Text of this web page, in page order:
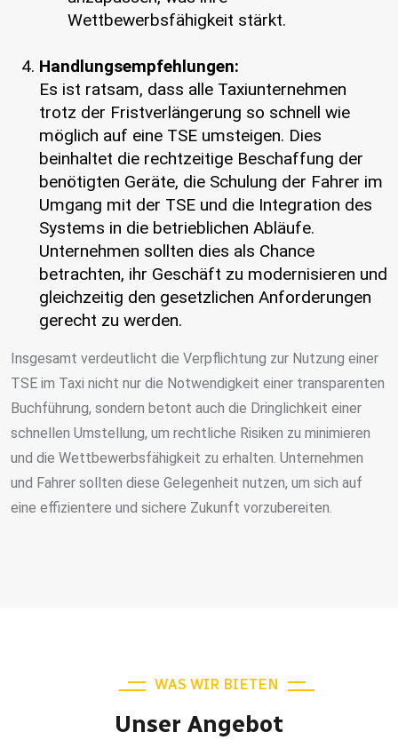
Wettbewerbsfähigkeit stärkt.
Handlungsempfehlungen:
Es ist ratsam, dass alle Taxiunternehmen
trotz der Fristverlängerung so schnell wie
möglich auf eine TSE umsteigen. Dies
beinhaltet die rechtzeitige Beschaffung der
benötigten Geräte, die Schulung der Fahrer im
Umgang mit der TSE und die Integration des
Systems in die betrieblichen Abläufe.
Unternehmen sollten dies als Chance
betrachten, ihr Geschäft zu modernisieren und
gleichzeitig den gesetzlichen Anforderungen
gerecht zu werden.
Insgesamt verdeutlicht die Verpflichtung zur Nutzung einer
TSE im Taxi nicht nur die Notwendigkeit einer transparenten
Buchführung, sondern betont auch die Dringlichkeit einer
schnellen Umstellung, um rechtliche Risiken zu minimieren
und die Wettbewerbsfähigkeit zu erhalten. Unternehmen
und Fahrer sollten diese Gelegenheit nutzen, um sich auf
eine effizientere und sichere Zukunft vorzubereiten.
WAS WIR BIETEN
Unser Angebot